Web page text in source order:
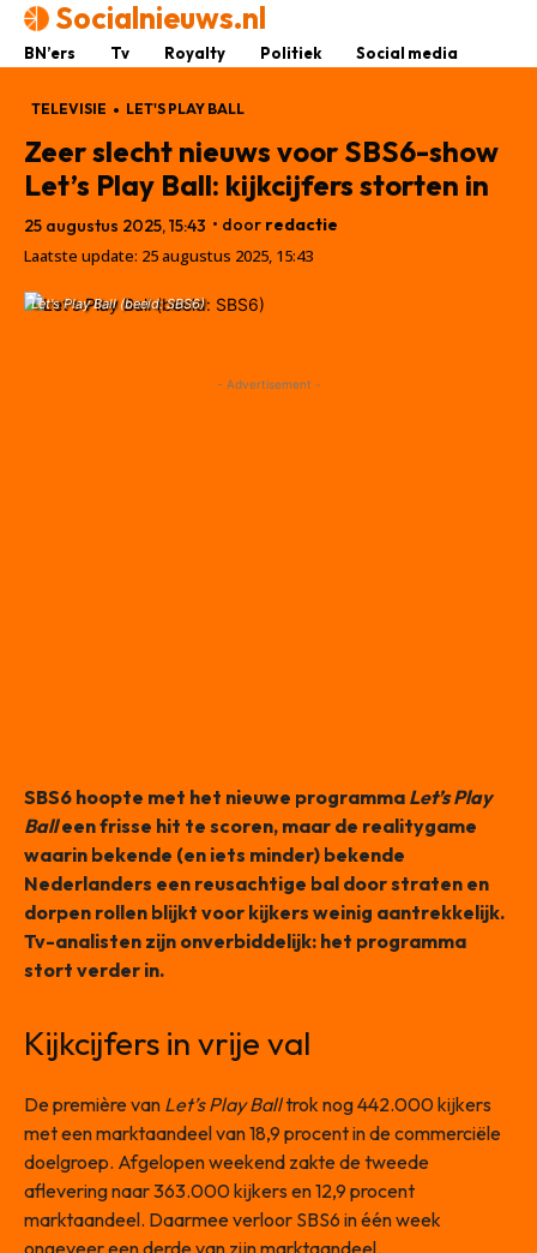
Socialnieuws.nl
BN’ers Tv Royalty Politiek Social media
TELEVISIE LET'S PLAY BALL
Zeer slecht nieuws voor SBS6-show
Let’s Play Ball: kijkcijfers storten in
25 augustus 2025, 15:43 • door redactie
Laatste update: 25 augustus 2025, 15:43
Let's Play Ball (beeld: SBS6)
- Advertisement -
SBS6 hoopte met het nieuwe programma Let’s Play
Balleen frisse hit te scoren, maar de realitygame
waarin bekende (en iets minder) bekende
Nederlanders een reusachtige bal door straten en
dorpen rollen blijkt voor kijkers weinig aantrekkelijk.
Tv-analisten zijn onverbiddelijk: het programma
stort verder in.
Kijkcijfers in vrije val
De première van Let’s Play Balltrok nog 442.000 kijkers
met een marktaandeel van 18,9 procent in de commerciële
doelgroep. Afgelopen weekend zakte de tweede
aflevering naar 363.000 kijkers en 12,9 procent
marktaandeel. Daarmee verloor SBS6 in één week
ongeveer een derde van zijn marktaandeel.